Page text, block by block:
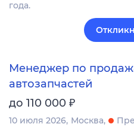
года.
Менеджер по
автозапчастей
до 110 000 ₽
10 июля 2026 Москва